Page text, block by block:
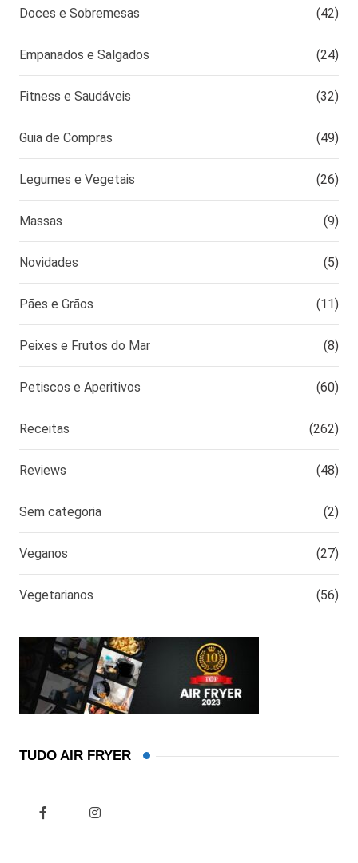
Doces e Sobremesas (42)
Empanados e Salgados (24)
Fitness e Saudáveis (32)
Guia de Compras (49)
Legumes e Vegetais (26)
Massas (9)
Novidades (5)
Pães e Grãos (11)
Peixes e Frutos do Mar (8)
Petiscos e Aperitivos (60)
Receitas (262)
Reviews (48)
Sem categoria (2)
Veganos (27)
Vegetarianos (56)
TUDO AIR FRYER